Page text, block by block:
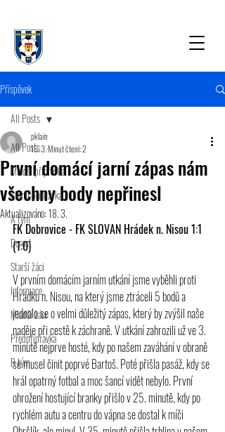
Příspěvek
All Posts
Mladší přípravka
Starší přípravka
A tým
Dorost
Starší žáci
Informace
Mladší žáci
Předpřípravka
B tým
All Posts
První domácí jarní zápas nám
všechny body nepřinesl
pklain
15. 3.Minut čtení: 2
Aktualizováno:18. 3.
FK Dobrovice - FK SLOVAN Hrádek n. Nisou 1:1
(1:0)
V prvním domácím jarním utkání jsme vyběhli proti
Hrádku n. Nisou, na který jsme ztráceli 5 bodů a
jednalo se o velmi důležitý zápas, který by zvýšil naše
naděje při cestě k záchraně. V utkání zahrozili už ve 3.
minutě nejprve hosté, kdy po našem zaváhání v obraně
se musel činit poprvé Bartoš. Poté přišla pasáž, kdy se
hrál opatrný fotbal a moc šancí vidět nebylo. První
ohrožení hostující branky přišlo v 25. minutě, kdy po
rychlém autu a centru do vápna se dostal k míči